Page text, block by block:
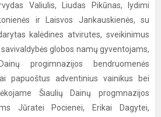
Valiulis, Liudas Pikūnas, lydimi
ir Laisvos Jankauskienės, su
kalėdines atvirutes, sveikinimus
globos namų gyventojams,
progimnazijos bendruomenės
papuoštus adventinius vainikus bei
Šiaulių Dainų progmnazijos
Jūratei Pocienei, Erikai Dagytei,